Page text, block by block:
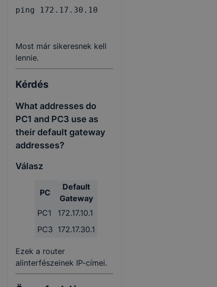
ping 172.17.30.10
Most már sikeresnek kell
lennie.
Kérdés
What addresses do
PC1 and PC3 use as
their default gateway
addresses?
Válasz
PC
Default
Gateway
PC1
172.17.10.1
PC3 172.17.30.1
Ezek a router
alinterfészeinek IP-címei.